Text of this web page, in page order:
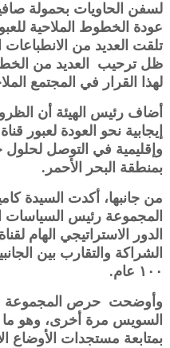
عودة الخطوط الملاحية
تلقت العديد من الانطباعات
ظل ترحيب العديد من
لهذا القرار في المجتمع
أضاف رئيس الهيئة أن
إيجابية نحو العودة لعبور
وإقليمية في التوصل لحلول
بمنطقة البحر الأحمر.
من جانبها، أكدت السيدة
المجموعة رئيس السياسات
الدور الاستراتيجي الهام
الشراكة والتقارب بين
١٠٠ عام.
وأوضحت حرص المجموعة
السويس مرة أخرى، وهو
بمتابعة مستجدات الأوضاع